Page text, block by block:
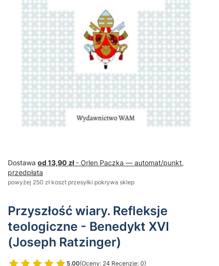
Dostawa od 13,90 zł - Orlen Paczka — automat/punkt,
przedpłata
powyżej 250 zł koszt przesyłki pokrywa sklep
Przyszłość wiary. Refleksje
teologiczne - Benedykt XVI
(Joseph Ratzinger)
5.00(Oceny: 24 Recenzje: 0)